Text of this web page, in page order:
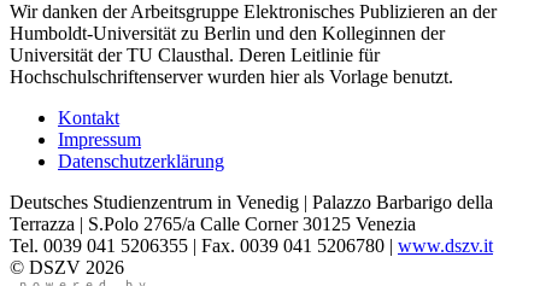
Wir danken der Arbeitsgruppe Elektronisches Publizieren an der
Humboldt-Universität zu Berlin und den Kolleginnen der
Universität der TU Clausthal. Deren Leitlinie für
Hochschulschriftenserver wurden hier als Vorlage benutzt.
Kontakt
Impressum
Datenschutzerklärung
Deutsches Studienzentrum in Venedig | Palazzo Barbarigo della
Terrazza | S.Polo 2765/a Calle Corner 30125 Venezia
Tel. 0039 041 5206355 | Fax. 0039 041 5206780 | www.dszv.it
© DSZV 2026